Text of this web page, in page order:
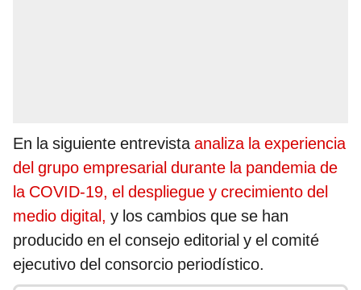
En la siguiente entrevistaanaliza la experiencia
del grupo empresarial durante la pandemia de
la COVID-19, el despliegue y crecimiento del
medio digital, y los cambios que se han
producido en el consejo editorial y el comité
ejecutivo del consorcio periodístico.